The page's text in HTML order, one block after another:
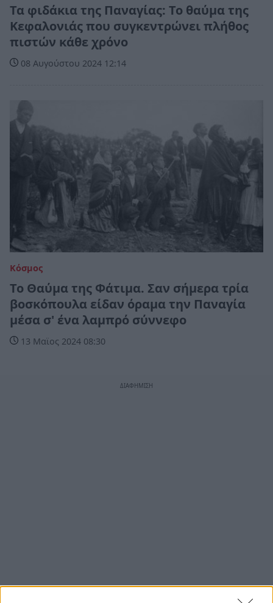
Τα φιδάκια της Παναγίας: Το θαύμα της
Κεφαλονιάς που συγκεντρώνει πλήθος
πιστών κάθε χρόνο
08 Αυγούστου 2024 12:14
Κόσμος
Το Θαύμα της Φάτιμα. Σαν σήμερα τρία
βοσκόπουλα είδαν όραμα την Παναγία
μέσα σ' ένα λαμπρό σύννεφο
13 Μαϊος 2024 08:30